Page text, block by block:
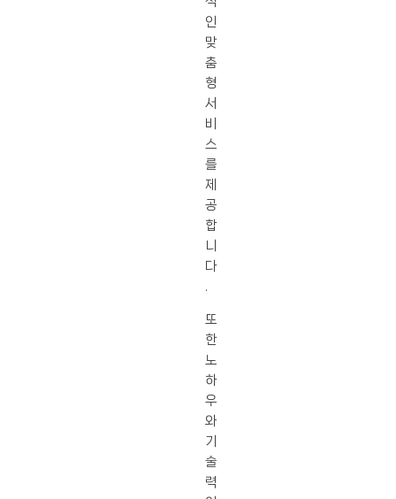
인
맞
춤
형
서
비
스
를
제
공
합
니
다
.
또
한
노
하
우
와
기
술
력